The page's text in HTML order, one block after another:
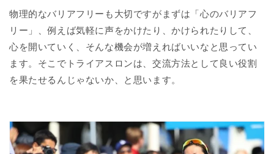
物理的なバリアフリーも大切ですがまずは「心のバリアフ
リー」、例えば気軽に声をかけたり、かけられたりして、
心を開いていく、そんな機会が増えればいいなと思ってい
ます。そこでトライアスロンは、交流方法として良い役割
を果たせるんじゃないか、と思います。